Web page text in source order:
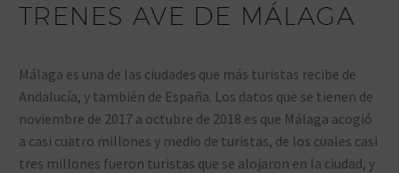
TRENES AVE DE MÁLAGA
Málaga es una de las ciudades que más turistas recibe de
Andalucía, y también de España. Los datos que se tienen de
noviembre de 2017 a octubre de 2018 es que Málaga acogió
a casi cuatro millones y medio de turistas, de los cuales casi
tres millones fueron turistas que se alojaron en la ciudad, y